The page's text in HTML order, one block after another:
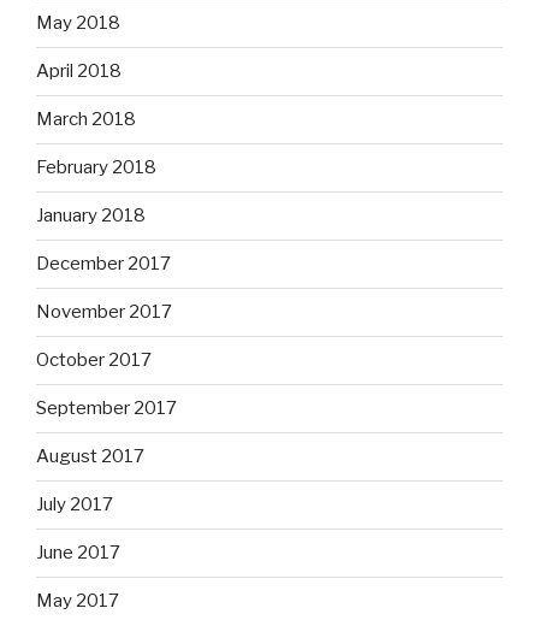
May 2018
April 2018
March 2018
February 2018
January 2018
December 2017
November 2017
October 2017
September 2017
August 2017
July 2017
June 2017
May 2017